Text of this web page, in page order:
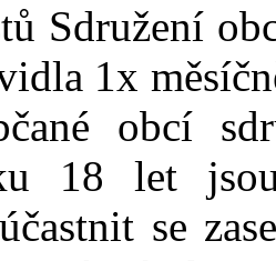
Sdružení
1x
obcí
18 let
se